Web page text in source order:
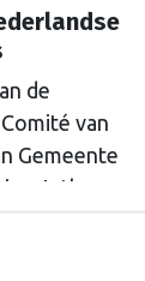
de
van
Gemeente
Arthur